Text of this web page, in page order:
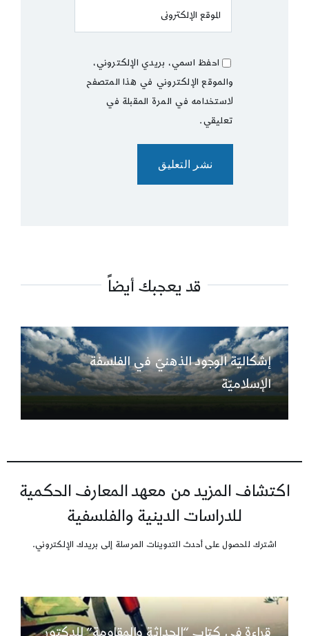
احفظ اسمي، بريدي الإلكتروني،
والموقع الإلكتروني في هذا المتصفح
لاستخدامه في المرة المقبلة في
تعليقي.
قد يعجبك أيضاً
إشكاليّة الوجود الذهنيّ في الفلسفة
الإسلاميّة
اكتشاف المزيد من معهد المعارف الحكمية
للدراسات الدينية والفلسفية
اشترك للحصول على أحدث التدوينات المرسلة إلى بريدك الإلكتروني.
قراءة في كتاب “الحداثة والمقاومة” للدكتور